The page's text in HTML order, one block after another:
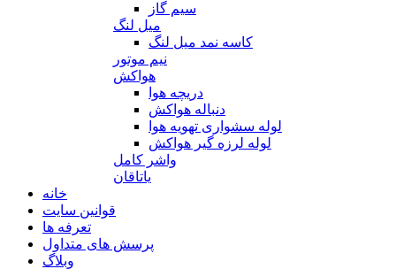
سیم گاز
میل لنگ
کاسه نمد میل لنگ
نیم موتور
هواکش
دریچه هوا
دنباله هواکش
لوله سشواری تهویه هوا
لوله لرزه گیر هواکش
واشر کامل
یاتاقان
خانه
قوانین سایت
تعرفه ها
پرسش های متداول
وبلاگ